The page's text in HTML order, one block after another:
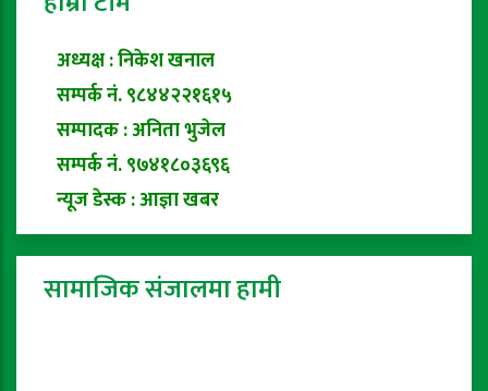
अध्यक्ष : निकेश खनाल
सम्पर्क नं. ९८४४२२१६१५
सम्पादक : अनिता भुजेल
सम्पर्क नं. ९७४१८०३६९६
न्यूज डेस्क : आज्ञा खबर
सामाजिक संजालमा हामी